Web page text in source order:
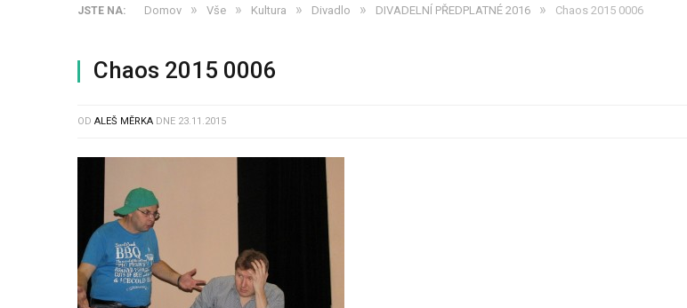
JSTE NA: Domov » Vše » Kultura » Divadlo » DIVADELNÍ PŘEDPLATNÉ 2016 » Chaos 2015 0006
Chaos 2015 0006
OD ALEŠ MĚRKA DNE 23.11.2015